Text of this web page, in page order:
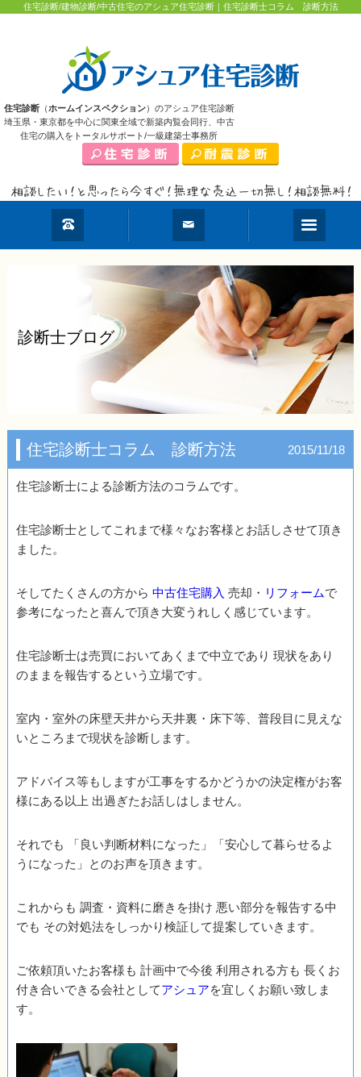
住宅診断/建物診断/中古住宅のアシュア住宅診断｜住宅診断士コラム 診断方法
住宅診断（ ホームインスペクション）のアシュア住宅診断
埼玉県・東京都を中心に関東全域で新築内覧会同行、中古
住宅の購入をトータルサポート/一級建築士事務所
診断士ブログ
住宅診断士コラム 診断方法 2015/11/18
住宅診断士による診断方法のコラムです。
住宅診断士としてこれまで様々なお客様とお話しさせて頂き
ました。
そしてたくさんの方から 中古住宅購入 売却・ リフォームで
参考になったと喜んで頂き大変うれしく感じています。
住宅診断士は売買においてあくまで中立であり 現状をあり
のままを報告するという立場です。
室内・室外の床壁天井から天井裏・床下等、普段目に見えな
いところまで現状を診断します。
アドバイス等もしますが工事をするかどうかの決定権がお客
様にある以上 出過ぎたお話しはしません。
それでも 「良い判断材料になった」「安心して暮らせるよ
うになった」とのお声を頂きます。
これからも 調査・資料に磨きを掛け 悪い部分を報告する中
でも その対処法をしっかり検証して提案していきます。
ご依頼頂いたお客様も 計画中で今後 利用される方も 長くお
付き合いできる会社としてアシュアを宜しくお願い致しま
す。